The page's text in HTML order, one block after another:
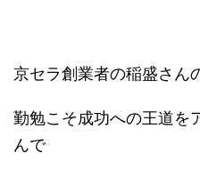
京セラ創業者の稲盛さん
勤勉こそ成功への王道を
んで